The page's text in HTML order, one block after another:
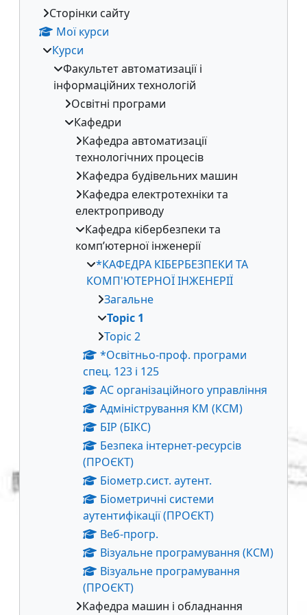
Сторінки сайту
Мої курси
Курси
Факультет автоматизації і
інформаційних технологій
Освітні програми
Кафедри
Кафедра автоматизації
технологічних процесів
Кафедра будівельних машин
Кафедра електротехніки та
електроприводу
Кафедра кібербезпеки та
комп’ютерної інженерії
*КАФЕДРА КІБЕРБЕЗПЕКИ ТА
КОМП'ЮТЕРНОЇ ІНЖЕНЕРІЇ
Загальне
Topic 1
Topic 2
*Освітньо-проф. програми
спец. 123 і 125
АС організаційного управління
Адміністрування КМ (КСМ)
БІР (БІКС)
Безпека інтернет-ресурсів
(ПРОЄКТ)
Біометр.сист. аутент.
Біометричні системи
аутентифікації (ПРОЄКТ)
Веб-прогр.
Візуальне програмування (КСМ)
Візуальне програмування
(ПРОЄКТ)
Кафедра машин і обладнання